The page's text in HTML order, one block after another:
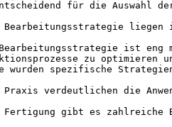
für die Auswahl der
Bearbeitungsstrategie
ist eng
zu
wurden spezifische
verdeutlichen die
gibt es zahlreiche